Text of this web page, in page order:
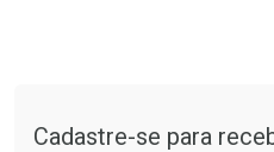
Cadastre-se para